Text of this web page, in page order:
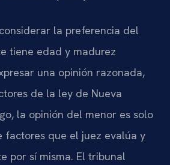
la preferencia del
tiene edad y madurez
una opinión razonada,
de la ley de Nueva
la opinión del menor es solo
factores que el juez evalúa y
por sí misma. El tribunal